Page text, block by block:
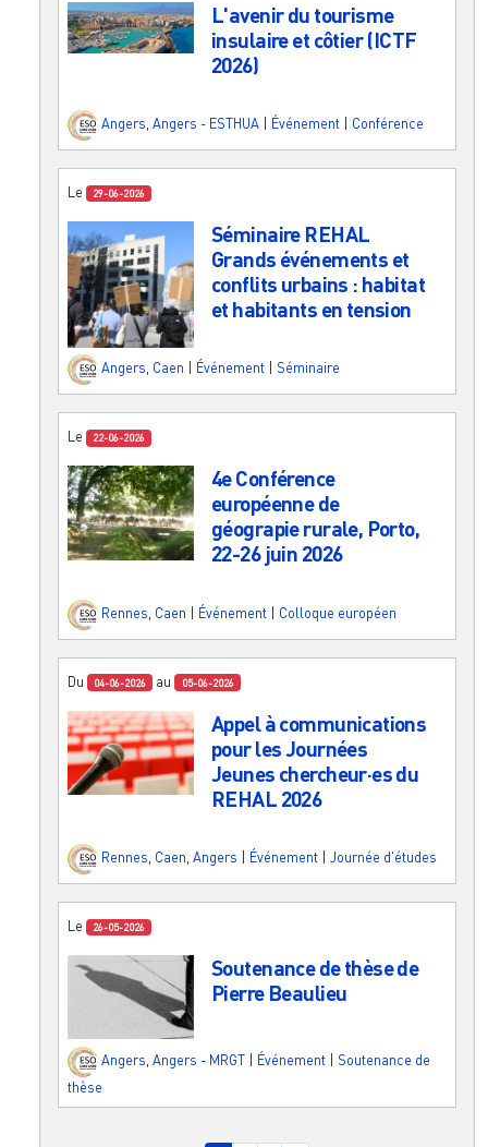
L'avenir du tourisme
insulaire et côtier (ICTF
2026)
Angers Angers - ESTHUA Événement Conférence
Le 29-06-2026
Séminaire REHAL
Grands événements et
conflits urbains : habitat
et habitants en tension
Angers, Caen Événement Séminaire
Le 22-06-2026
4e Conférence
européenne de
géograpie rurale, Porto,
22-26 juin 2026
Rennes Caen Événement Colloque européen
Du 04-06-2026 au 05-06-2026
Appel à communications
pour les Journées
Jeunes chercheur·es du
REHAL 2026
Rennes, Caen, Angers Événement Journée d'études
Le 26-05-2026
Soutenance de thèse de
Pierre Beaulieu
Angers Angers - MRGT Événement
Soutenance de
thèse